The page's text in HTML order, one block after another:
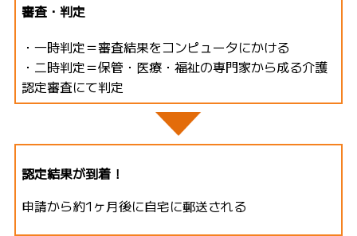
審査・判定
・一時判定＝審査結果をコンピュータにかける
・二時判定＝保管・医療・福祉の専門家から成る介護
認定審査にて判定
認定結果が到着！
申請から約1ヶ月後に自宅に郵送される